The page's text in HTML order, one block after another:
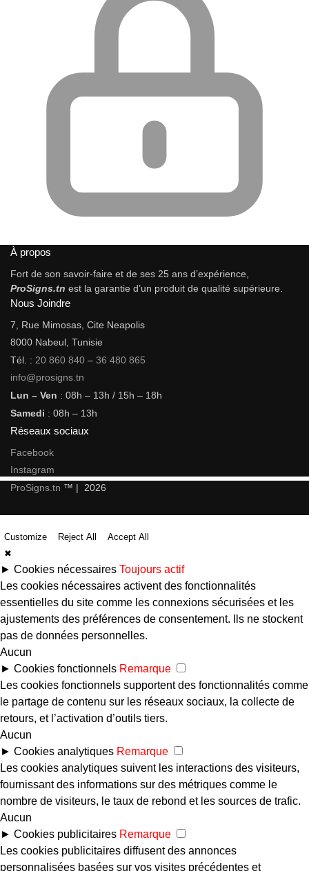
À propos
Fort de son savoir-faire et de ses 25 ans d’expérience,
ProSigns.tn est la garantie d’un produit de qualité supérieure.
Nous Joindre
7, Rue Mimosas, Cite Neapolis
8000 Nabeul, Tunisie
Tél. : 20 860 840 – 36 480 865
info@prosigns.tn
Lun – Ven : 08h – 13h / 15h – 18h
Samedi : 08h – 13h
Réseaux sociaux
Facebook
Instagram
ProSigns.tn ™ | 2026
Customize Reject All
Accept All
✖
► Cookies nécessaires Toujours actif
Les cookies nécessaires activent des fonctionnalités
essentielles du site comme les connexions sécurisées et les
ajustements des préférences de consentement. Ils ne stockent
pas de données personnelles.
Aucun
► Cookies fonctionnels Remarque
Les cookies fonctionnels supportent des fonctionnalités comme
le partage de contenu sur les réseaux sociaux, la collecte de
retours, et l’activation d’outils tiers.
Aucun
► Cookies analytiques Remarque
Les cookies analytiques suivent les interactions des visiteurs,
fournissant des informations sur des métriques comme le
nombre de visiteurs, le taux de rebond et les sources de trafic.
Aucun
► Cookies publicitaires Remarque
Les cookies publicitaires diffusent des annonces
personnalisées basées sur vos visites précédentes et